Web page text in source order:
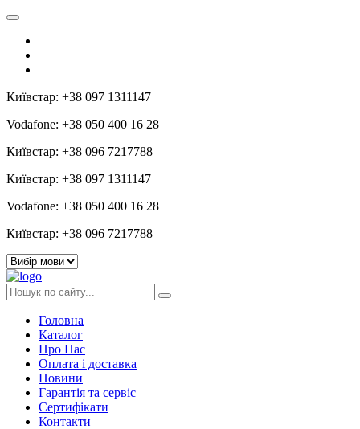
Київстар: +38 097 1311147
Vodafone: +38 050 400 16 28
Київстар: +38 096 7217788
Київстар: +38 097 1311147
Vodafone: +38 050 400 16 28
Київстар: +38 096 7217788
Головна
Каталог
Про Нас
Оплата і доставка
Новини
Гарантія та сервіс
Сертифікати
Контакти